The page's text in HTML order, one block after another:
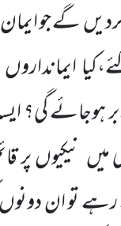
گے جو
ایمانداروں
ہوجائے گی؟
میں نیکیوں پر
تو ان دونوں